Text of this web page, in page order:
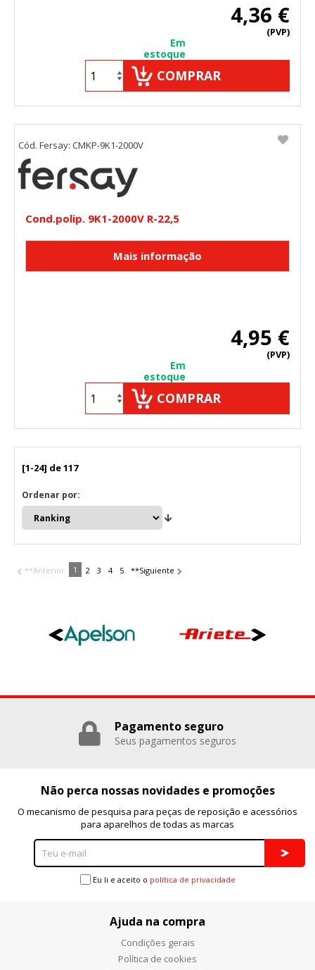
4,36 €
(PVP)
Em
estoque
COMPRAR
Cond.polip. 9K1-2000V R-22,5
4,95 €
(PVP)
Em
estoque
COMPRAR
Cód. Fersay: CMKP-9K1-2000V
[1-24] de 117
Ordenar por:
**Anterior 1 2 3 4 5 **Siguiente
Pagamento seguro
Seus pagamentos seguros
Não perca nossas novidades e promoções
O mecanismo de pesquisa para peças de reposição e acessórios
para aparelhos de todas as marcas
Eu li e aceito o política de privacidade
Ajuda na compra
Condições gerais
Política de cookies